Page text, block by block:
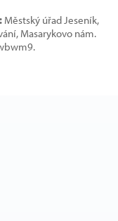
Městský úřad Jeseník,
Masarykovo nám.